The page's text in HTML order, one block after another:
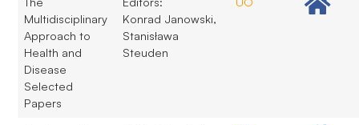
Multidisciplinary
Approach to
Health and
Disease
Selected
Papers
Konrad Janowski,
Stanisława
Steuden